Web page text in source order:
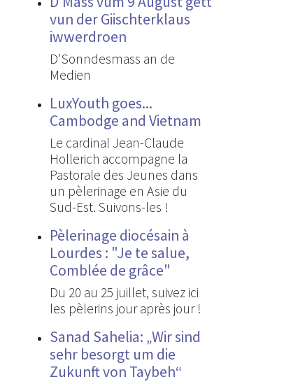
vun der Giischterklaus
iwwerdroen
D'Sonndesmass an de
Medien
LuxYouth goes...
Cambodge and Vietnam
Le cardinal Jean-Claude
Hollerich accompagne la
Pastorale des Jeunes dans
un pèlerinage en Asie du
Sud-Est. Suivons-les !
Pèlerinage diocésain à
Lourdes : "Je te salue,
Comblée de grâce"
Du 20 au 25 juillet, suivez ici
les pèlerins jour après jour !
Sanad Sahelia: „Wir sind
sehr besorgt um die
Zukunft von Taybeh“